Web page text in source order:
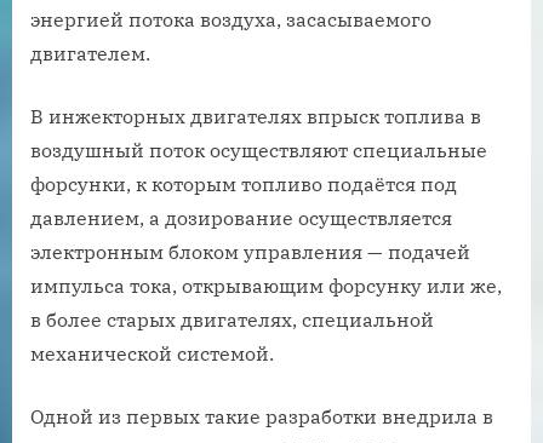
энергией потока воздуха, засасываемого
двигателем.
В инжекторных двигателях впрыск топлива в
воздушный поток осуществляют специальные
форсунки, к которым топливо подаётся под
давлением, а дозирование осуществляется
электронным блоком управления — подачей
импульса тока, открывающим форсунку или же,
в более старых двигателях, специальной
механической системой.
Одной из первых такие разработки внедрила в